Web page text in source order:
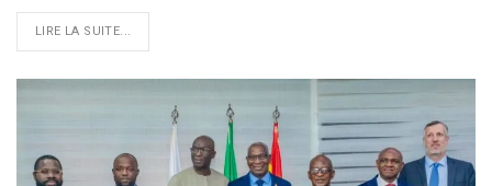
LIRE LA SUITE...